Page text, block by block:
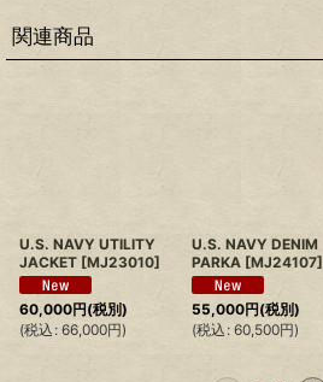
関連商品
U.S. NAVY UTILITY
JACKET [MJ23010]
60,000円(税別)
(税込 : 66,000円)
U.S. NAVY DENIM
PARKA [MJ24107]
55,000円(税別)
(税込 : 60,500円)